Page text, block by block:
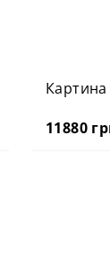
Картина
11880